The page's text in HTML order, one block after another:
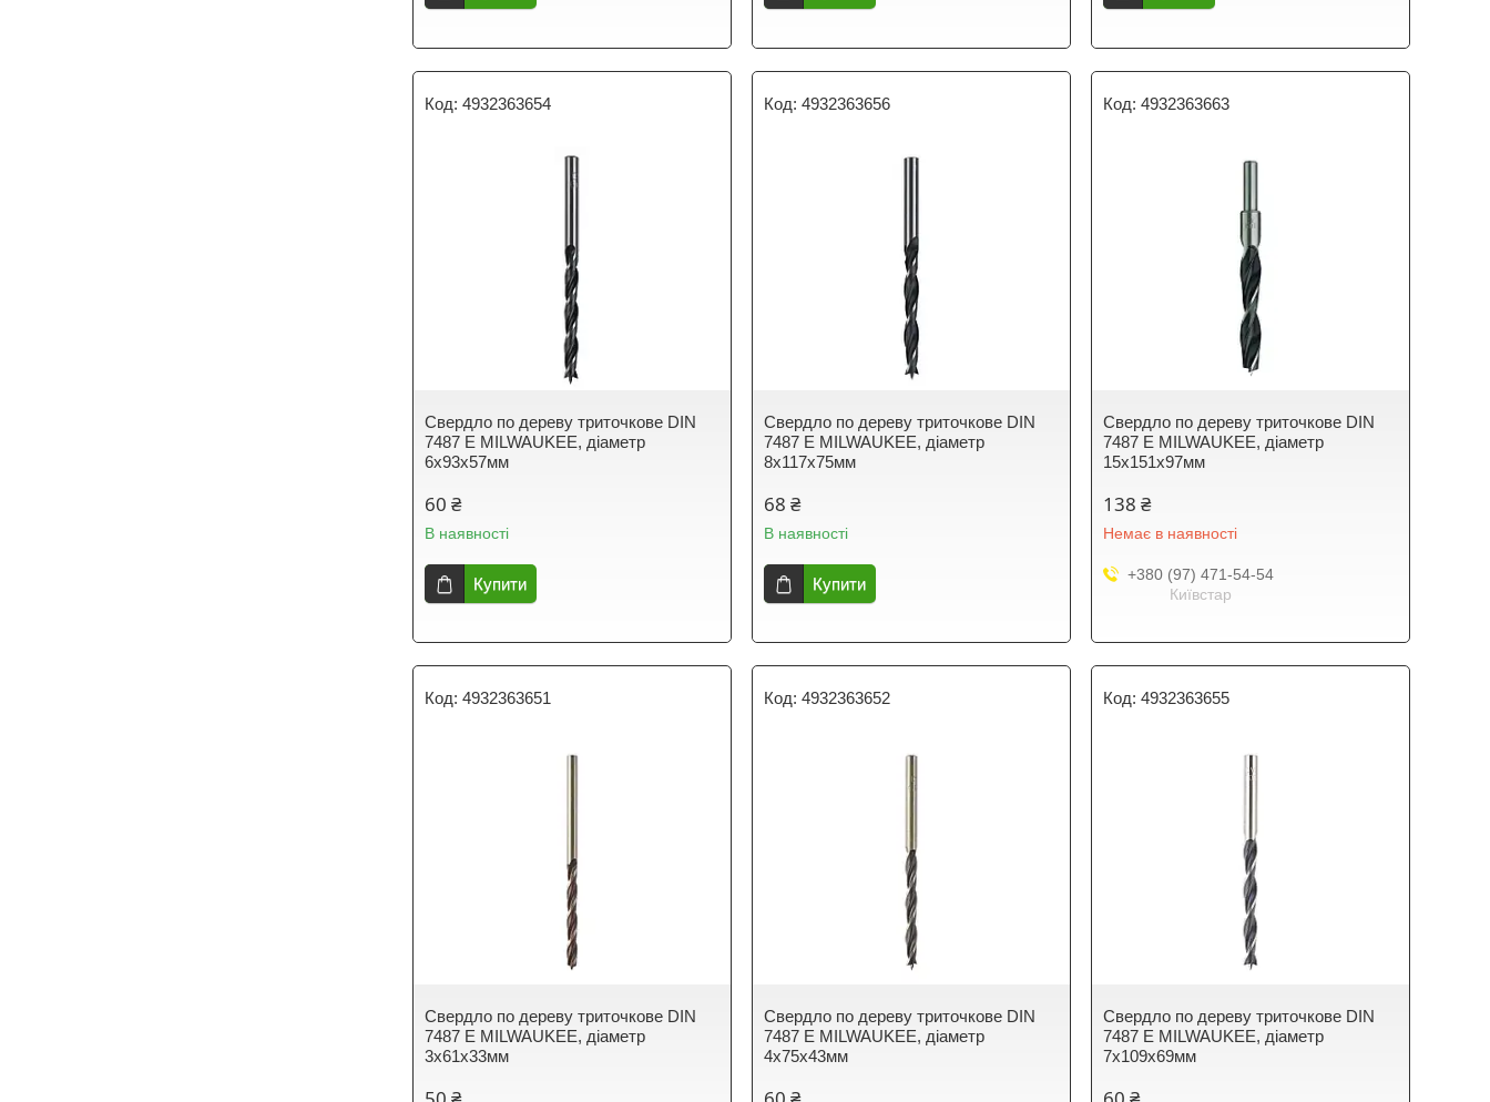
4932363654
Свердло по дереву триточкове DIN
7487 E MILWAUKEE, діаметр
6х93х57мм
60 ₴
В наявності
Купити
4932363656
Свердло по дереву триточкове DIN
7487 E MILWAUKEE, діаметр
8х117х75мм
68 ₴
В наявності
Купити
4932363663
Свердло по дереву триточкове DIN
7487 E MILWAUKEE, діаметр
15х151х97мм
138 ₴
Немає в наявності
+380 (97) 471-54-54
Київстар
4932363651
Свердло по дереву триточкове DIN
7487 E MILWAUKEE, діаметр
3х61х33мм
4932363652
Свердло по дереву триточкове DIN
7487 E MILWAUKEE, діаметр
4х75х43мм
4932363655
Свердло по дереву триточкове DIN
7487 E MILWAUKEE, діаметр
7х109х69мм